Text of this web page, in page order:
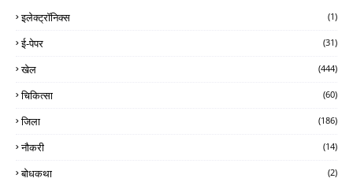
इलेक्ट्रॉनिक्स (1)
ई-पेपर (31)
खेल (444)
चिकित्सा (60)
जिला (186)
नौकरी (14)
बोधकथा (2)